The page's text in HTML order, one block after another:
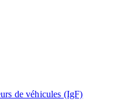
de véhicules (IgF)